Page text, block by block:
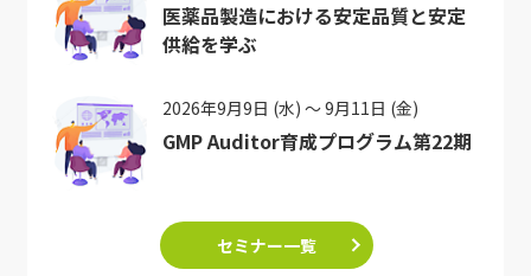
医薬品製造における安定品質と安定
供給を学ぶ
2026年9月9日 (水) ～ 9月11日 (金)
GMP Auditor育成プログラム第22期
セミナー一覧